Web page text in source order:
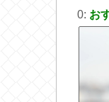
0: お